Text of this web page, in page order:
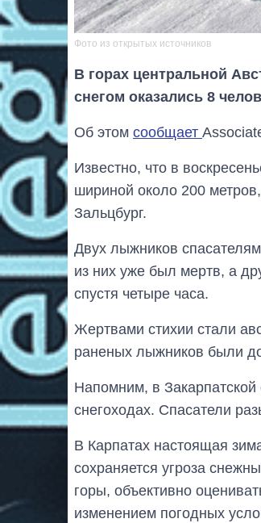
Фото из открытых источников
В горах центральной
снегом оказались 8
Об этом сообщает
Известно, что в
шириной около 200
Зальцбург.
Двух лыжников
из них уже был мертв, а
спустя четыре часа.
Жертвами стихии стали
раненых лыжников были
Напомним, в Закарпатской
снегоходах. Спасатели
В Карпатах настоящая
сохраняется угроза
горы, объективно
изменением погодных